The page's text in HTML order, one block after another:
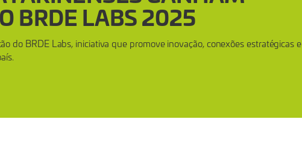
BRDE LABS 2025
do BRDE Labs, iniciativa que promove inovação, conexões estratégicas e